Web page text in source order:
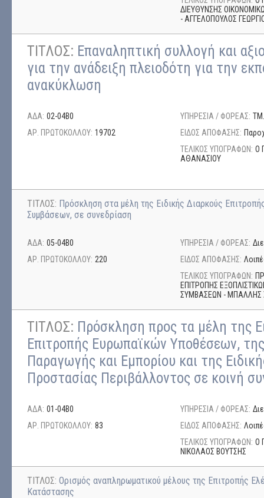
ΔΙΕΥΘΥΝΣΗΣ
- ΑΓΓΕΛΟΠΟΥΛΟΣ
ΤΙΤΛΟΣ: Επαναληπτική συλλογή και
για την ανάδειξη πλειοδότη για την
ανακύκλωση
ΑΔΑ: 02-04Β0
ΑΡ. ΠΡΩΤΟΚΟΛΛΟΥ: 19702
ΥΠΗΡΕΣΙΑ / ΦΟΡΕΑΣ:
ΕΙΔΟΣ ΑΠΟΦΑΣΗΣ:
ΤΕΛΙΚΟΣ ΥΠΟΓΡΑΦΩΝ: Ο
ΑΘΑΝΑΣΙΟΥ
ΤΙΤΛΟΣ: Πρόσκληση στα μέλη της Ειδικής Διαρκούς
Συμβάσεων, σε συνεδρίαση
ΑΔΑ: 05-04Β0
ΑΡ. ΠΡΩΤΟΚΟΛΛΟΥ: 220
ΥΠΗΡΕΣΙΑ / ΦΟΡΕΑΣ:
ΕΙΔΟΣ ΑΠΟΦΑΣΗΣ:
ΤΕΛΙΚΟΣ ΥΠΟΓΡΑΦΩΝ:
ΕΠΙΤΡΟΠΗΣ
ΣΥΜΒΑΣΕΩΝ - ΜΠΑΛΛΗΣ
ΤΙΤΛΟΣ: Πρόσκληση προς τα μέλη της
Επιτροπής Ευρωπαϊκών Υποθέσεων,
Παραγωγής και Εμπορίου και της
Προστασίας Περιβάλλοντος σε κοινή
ΑΔΑ: 01-04Β0
ΑΡ. ΠΡΩΤΟΚΟΛΛΟΥ: 83
ΥΠΗΡΕΣΙΑ / ΦΟΡΕΑΣ:
ΕΙΔΟΣ ΑΠΟΦΑΣΗΣ:
ΤΕΛΙΚΟΣ ΥΠΟΓΡΑΦΩΝ: Ο
ΝΙΚΟΛΑΟΣ ΒΟΥΤΣΗΣ
ΤΙΤΛΟΣ: Ορισμός αναπληρωματικού μέλους της Επιτροπής
Κατάστασης